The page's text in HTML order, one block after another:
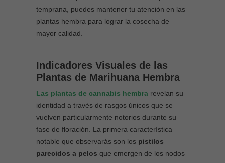
temprana, puedes mantener tu atención en las
plantas hembra para lograr la cosecha de
mayor calidad.
Indicadores Visuales de las
Plantas de Marihuana Hembra
Las plantas de cannabis hembra revelan su
identidad a través de rasgos únicos que se
vuelven particularmente notorios durante su
fase de floración. La primera característica
notable que observarás son los pistilos
parecidos a pelos que emergen de los nodos